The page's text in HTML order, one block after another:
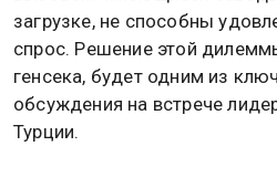
загрузке, не способны
спрос. Решение этой
генсека, будет одним из
обсуждения на встрече
Турции.